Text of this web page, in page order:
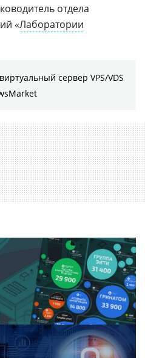
отдела
«Лаборатории
сервер VPS/VDS